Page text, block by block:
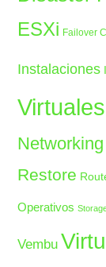
ESXi Failover
Instalaciones
Virtuales
Networking
Restore
Operativos
Vembu